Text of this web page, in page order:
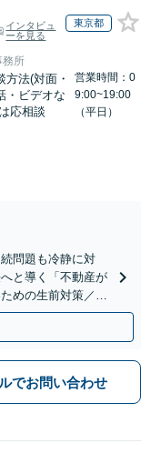
インタビュ
ーを見る
東京都
務所
方法(対面・
・ビデオな
応相談
営業時間：0
9:00~19:00
（平日）
問題も冷静に対
と導く「不動産が
めの生前対策／遺
】
でお問い合わせ